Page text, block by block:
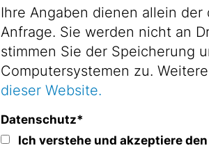
Ihre Angaben dienen allein
Anfrage. Sie werden nicht an Dritte weitergegeben.
stimmen Sie der Speicherung
dieser Website.
Datenschutz*
Ich verstehe und akzeptiere